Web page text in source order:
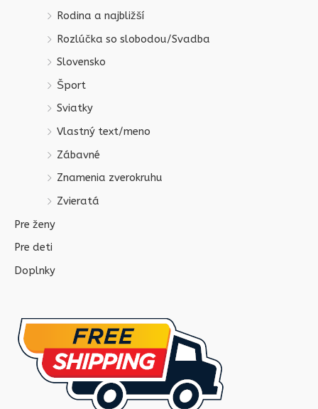
Rodina a najbližší
Rozlúčka so slobodou/Svadba
Slovensko
Šport
Sviatky
Vlastný text/meno
Zábavné
Znamenia zverokruhu
Zvieratá
Pre ženy
Pre deti
Doplnky